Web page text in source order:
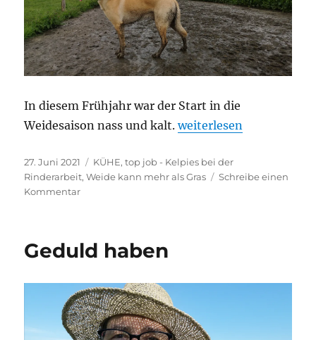
In diesem Frühjahr war der Start in die
Weidesaison nass und kalt.„Weide hardcore“
weiterlesen
Veröffentlicht
am
27. Juni 2021 Kategorien
KÜHE,top job - Kelpies bei der
Rinderarbeit,Weide kann mehr als Gras
Schreibe einen
Kommentarzu
Geduld haben